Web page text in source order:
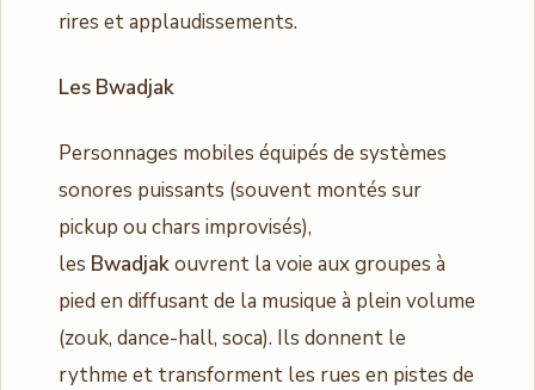
rires et applaudissements.
Les Bwadjak
Personnages mobiles équipés de systèmes
sonores puissants (souvent montés sur
pickup ou chars improvisés),
les Bwadjakouvrent la voie aux groupes à
pied en diffusant de la musique à plein volume
(zouk, dance-hall, soca). Ils donnent le
rythme et transforment les rues en pistes de